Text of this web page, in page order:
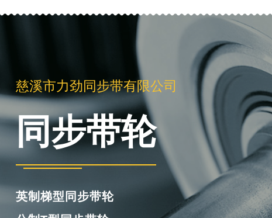
慈溪市力劲同步带有限公司
工业橡胶同步带
橡胶单面齿同步带